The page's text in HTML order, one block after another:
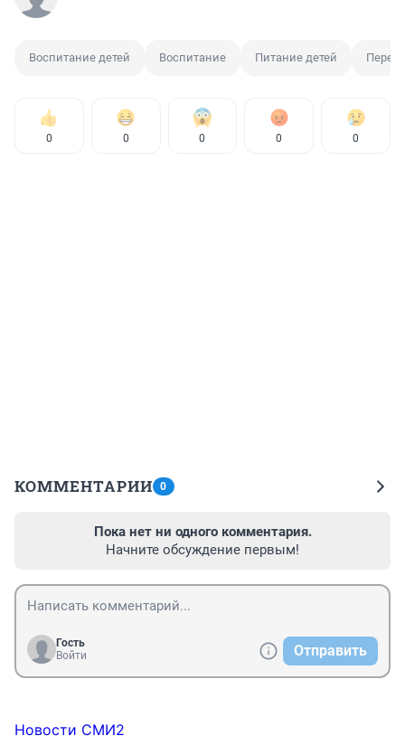
Воспитание детей Воспитание Питание детей
0 0 0 0 0
КОММЕНТАРИИ 0
Пока нет ни одного комментария.
Начните обсуждение первым!
Гость
Войти
Отправить
Новости СМИ2